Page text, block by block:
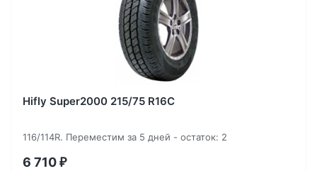
Hifly Super2000 215/75 R16C
116/114R. Переместим за 5 дней - остаток: 2
6 710 ₽